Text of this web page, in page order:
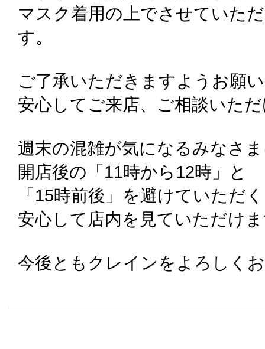
マスク着用の上でさせていた
す。
ご了承いただきますようお願
安心してご来店、ご相談いた
週末の混雑が気になるみなさ
開店後の「11時から12時」と
「15時前後」を避けていただ
安心して店内を見ていただけ
今後ともクレインをよろしく